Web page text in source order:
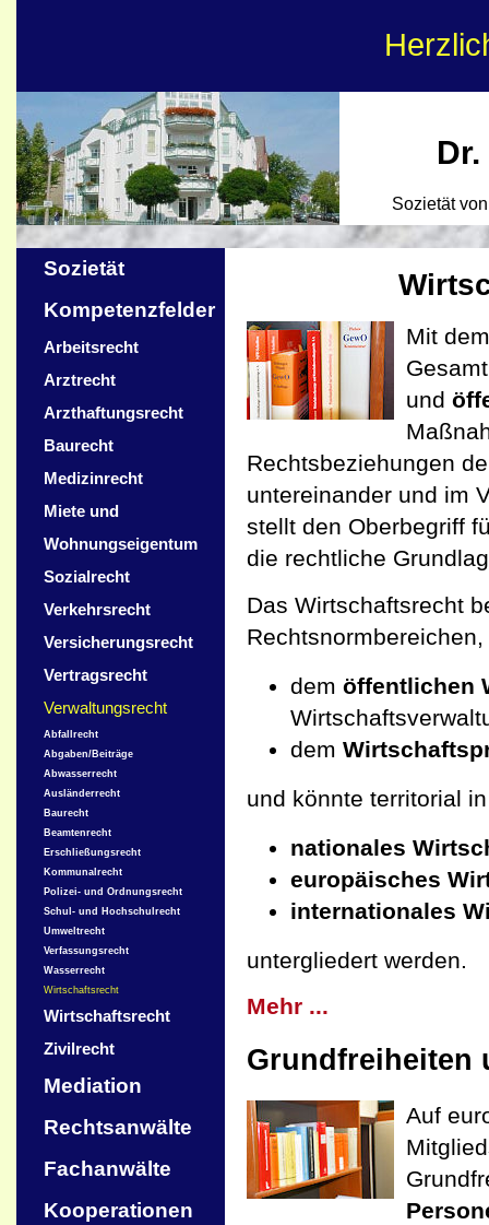
Sozietät
Sozietät
Kompetenzfelder
Arbeitsrecht
Arztrecht
Arzthaftungsrecht
Baurecht
Medizinrecht
Miete und
Wohnungseigentum
Sozialrecht
Verkehrsrecht
Versicherungsrecht
Vertragsrecht
Verwaltungsrecht
Abfallrecht
Abgaben/Beiträge
Abwasserrecht
Ausländerrecht
Baurecht
Beamtenrecht
Erschließungsrecht
Kommunalrecht
Polizei- und Ordnungsrecht
Schul- und Hochschulrecht
Umweltrecht
Verfassungsrecht
Wasserrecht
Wirtschaftsrecht
Wirtschaftsrecht
Zivilrecht
Mediation
Rechtsanwälte
Fachanwälte
Kooperationen
Mit
und
Rechtsbeziehungen
untereinander und im
stellt den Oberbegriff
die rechtliche
Das Wirtschaftsrecht
dem öffentlichen
dem
und könnte territorial
nationales
europäisches
internationales
untergliedert werden.
Mehr ...
Grundfreiheiten
Auf